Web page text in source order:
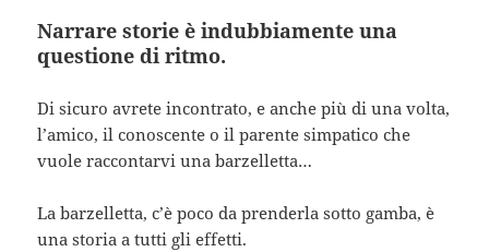
Narrare storie è indubbiamente una
questione di ritmo.
Di sicuro avrete incontrato, e anche più di una volta,
l’amico, il conoscente o il parente simpatico che
vuole raccontarvi una barzelletta…
La barzelletta, c’è poco da prenderla sotto gamba, è
una storia a tutti gli effetti.